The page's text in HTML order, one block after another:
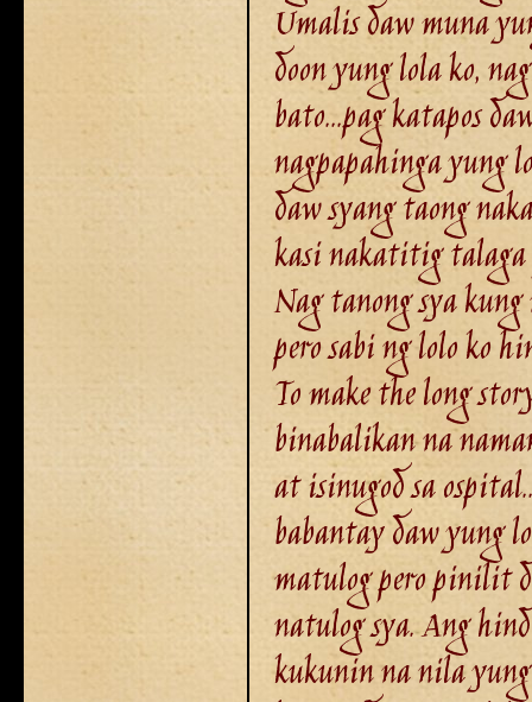
Umalis daw muna
doon yung lola ko,
bato...pag katapos
nagpapahinga yung
daw syang taong
kasi nakatitig talaga
Nag tanong sya
pero sabi ng lolo ko
To make the long
binabalikan na
at isinugod sa
babantay daw yung
matulog pero pinilit
natulog sya. Ang
kukunin na nila yung